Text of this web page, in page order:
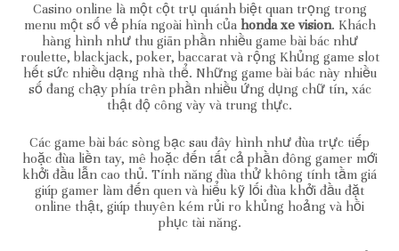
Casino online là một cột trụ quánh biệt quan trọng trong
menu một số vẻ phía ngoài hình của honda xe vision. Khách
hàng hình như thu giãn phần nhiều game bài bác như
roulette, blackjack, poker, baccarat và rộng Khủng game slot
hết sức nhiều dạng nhà thể. Những game bài bác này nhiều
số đang chạy phía trên phần nhiều ứng dụng chữ tín, xác
thật độ công vày và trung thực.
Các game bài bác sòng bạc sau đây hình như đùa trực tiếp
hoặc đùa liền tay, mê hoặc đến tất cả phần đông gamer mới
khởi đầu lẫn cao thủ. Tính năng đùa thử không tính tầm giá
giúp gamer làm đến quen và hiểu kỹ lối đùa khởi đầu đặt
online thật, giúp thuyên kém rủi ro khủng hoảng và hồi
phục tài năng.